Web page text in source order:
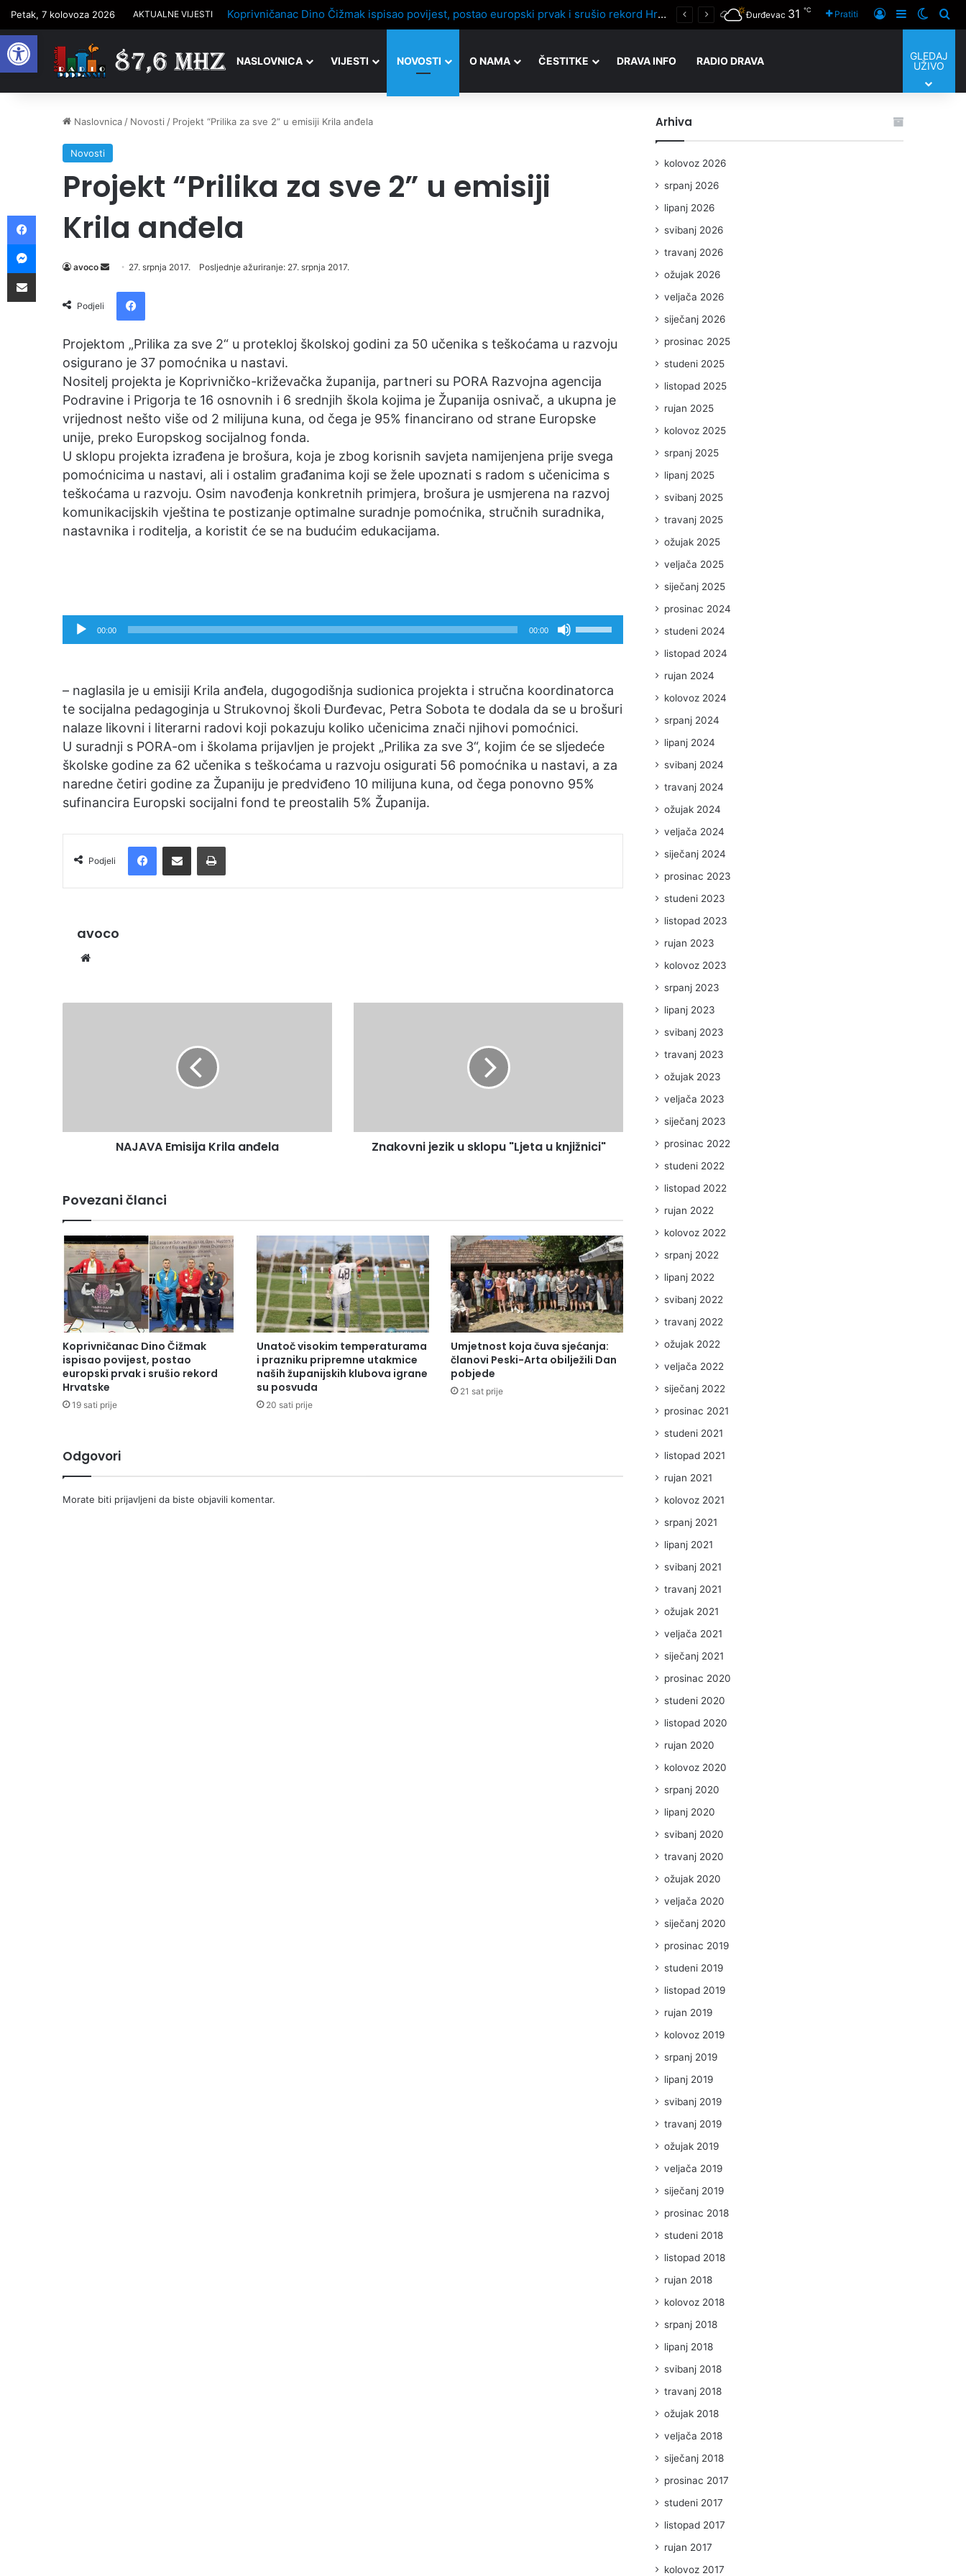
Open toolbar
Petak, 7 kolovoza 2026 AKTUALNE VIJESTI Unatoč visokim temperaturama i prazniku pripremne utakmice naših županijskih klubova igrane su posvuda Đurđevac 31 ℃ Pratiti Prijaviti se
Sidebar
NASLOVNICA VIJESTI NOVOSTI O NAMA ČESTITKE DRAVA INFO RADIO DRAVA
GLEDAJ
UŽIVO
Naslovnica / Novosti / Projekt “Prilika za sve 2” u emisiji Krila anđela
Novosti
Projekt “Prilika za sve 2” u emisiji
Krila anđela
avoco
e
m
a
i
l
27. srpnja 2017. Posljednje ažuriranje: 27. srpnja 2017.
Podjeli
Projektom „Prilika za sve 2“ u protekloj školskoj godini za 50 učenika s teškoćama u razvoju
osigurano je 37 pomoćnika u nastavi.
Nositelj projekta je Koprivničko-križevačka županija, partneri su PORA Razvojna agencija
Podravine i Prigorja te 16 osnovnih i 6 srednjih škola kojima je Županija osnivač, a ukupna je
vrijednost nešto više od 2 milijuna kuna, od čega je 95% financirano od strane Europske
unije, preko Europskog socijalnog fonda.
U sklopu projekta izrađena je brošura, koja je zbog korisnih savjeta namijenjena prije svega
pomoćnicima u nastavi, ali i ostalim građanima koji se žele upoznati s radom s učenicima s
teškoćama u razvoju. Osim navođenja konkretnih primjera, brošura je usmjerena na razvoj
komunikacijskih vještina te postizanje optimalne suradnje pomoćnika, stručnih suradnika,
nastavnika i roditelja, a koristit će se na budućim edukacijama.
Reproduktor
audiozapisa
00:00 00:00
Upotrijebite
tipke
Gore/Dolje
kako
biste
pojačali
ili
smanjili
– naglasila je u emisiji Krila anđela, dugogodišnja sudionica projekta i stručna koordinatorca
te socijalna pedagoginja u Strukovnoj školi Đurđevac, Petra Sobota te dodala da se u brošuri
nalaze likovni i literarni radovi koji pokazuju koliko učenicima znači njihovi pomoćnici.
U suradnji s PORA-om i školama prijavljen je projekt „Prilika za sve 3“, kojim će se sljedeće
školske godine za 62 učenika s teškoćama u razvoju osigurati 56 pomoćnika u nastavi, a za
naredne četiri godine za Županiju je predviđeno 10 milijuna kuna, od čega ponovno 95%
sufinancira Europski socijalni fond te preostalih 5% Županija.
Podjeli
avoco
NAJAVA Emisija Krila anđela Znakovni jezik u sklopu "Ljeta u knjižnici"
Povezani članci
Koprivničanac Dino Čižmak
ispisao povijest, postao
europski prvak i srušio rekord
Hrvatske
19 sati prije
Unatoč visokim temperaturama
i prazniku pripremne utakmice
naših županijskih klubova igrane
su posvuda
20 sati prije
Umjetnost koja čuva sjećanja:
članovi Peski-Arta obilježili Dan
pobjede
21 sat prije
Odgovori
Morate biti prijavljeni da biste objavili komentar.
Arhiva
kolovoz 2026
srpanj 2026
lipanj 2026
svibanj 2026
travanj 2026
ožujak 2026
veljača 2026
siječanj 2026
prosinac 2025
studeni 2025
listopad 2025
rujan 2025
kolovoz 2025
srpanj 2025
lipanj 2025
svibanj 2025
travanj 2025
ožujak 2025
veljača 2025
siječanj 2025
prosinac 2024
studeni 2024
listopad 2024
rujan 2024
kolovoz 2024
srpanj 2024
lipanj 2024
svibanj 2024
travanj 2024
ožujak 2024
veljača 2024
siječanj 2024
prosinac 2023
studeni 2023
listopad 2023
rujan 2023
kolovoz 2023
srpanj 2023
lipanj 2023
svibanj 2023
travanj 2023
ožujak 2023
veljača 2023
siječanj 2023
prosinac 2022
studeni 2022
listopad 2022
rujan 2022
kolovoz 2022
srpanj 2022
lipanj 2022
svibanj 2022
travanj 2022
ožujak 2022
veljača 2022
siječanj 2022
prosinac 2021
studeni 2021
listopad 2021
rujan 2021
kolovoz 2021
srpanj 2021
lipanj 2021
svibanj 2021
travanj 2021
ožujak 2021
veljača 2021
siječanj 2021
prosinac 2020
studeni 2020
listopad 2020
rujan 2020
kolovoz 2020
srpanj 2020
lipanj 2020
svibanj 2020
travanj 2020
ožujak 2020
veljača 2020
siječanj 2020
prosinac 2019
studeni 2019
listopad 2019
rujan 2019
kolovoz 2019
srpanj 2019
lipanj 2019
svibanj 2019
travanj 2019
ožujak 2019
veljača 2019
siječanj 2019
prosinac 2018
studeni 2018
listopad 2018
rujan 2018
kolovoz 2018
srpanj 2018
lipanj 2018
svibanj 2018
travanj 2018
ožujak 2018
veljača 2018
siječanj 2018
prosinac 2017
studeni 2017
listopad 2017
rujan 2017
kolovoz 2017
Facebook